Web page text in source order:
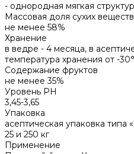
- однородная мягкая
Массовая доля сухих веществ
не менее 58%
Хранение
в ведре - 4 месяца, в
температура хранения от -
Содержание фруктов
не менее 35%
Уровень PH
3,45-3,65
Упаковка
асептическая упаковка типа
25 и 250 кг
Применение